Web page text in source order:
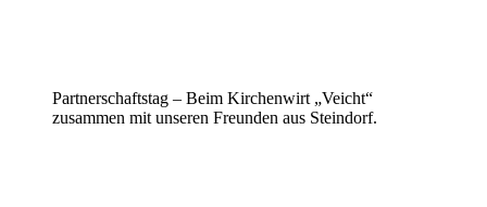
Partnerschaftstag – Beim Kirchenwirt „Veicht“
zusammen mit unseren Freunden aus Steindorf.